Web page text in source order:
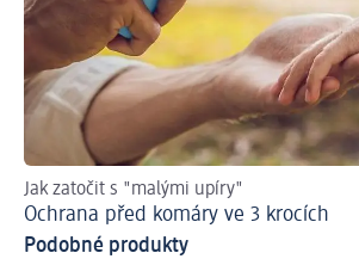
Jak zatočit s "malými upíry"
Ochrana před komáry ve 3 krocích
Podobné produkty